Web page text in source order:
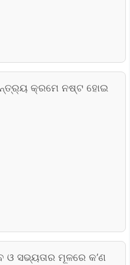
କ୍ରମେ ନଷ୍ଟ ହୋଇ
ଓ ସଭ୍ୟତାର ମୂଳରେ କ’ଣ